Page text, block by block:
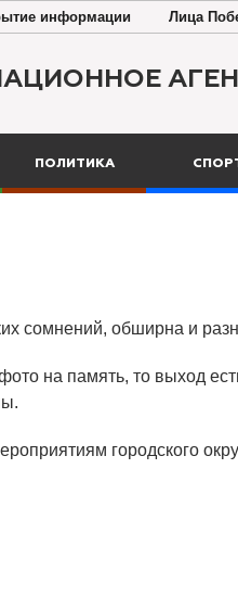
информации Лица
ПОЛИТИКА
сомнений, обширна и
на память, то выход
городского